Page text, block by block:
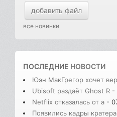
добавить файл
все новинки
ПОСЛЕДНИЕ НОВОСТИ
Юэн МакГрегор хочет вер
Ubisoft раздаёт Ghost R -
Netflix отказалась от а -
Появились кадры кратера